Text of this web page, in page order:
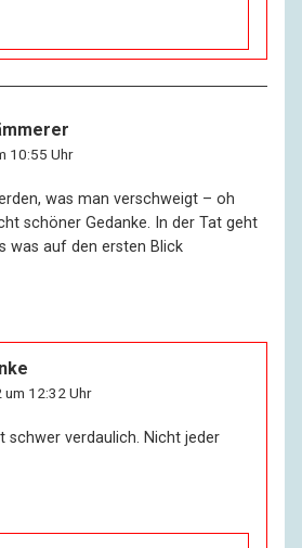
10:55 Uhr
was man verschweigt – oh
schöner Gedanke. In der Tat geht
was auf den ersten Blick
12:32 Uhr
schwer verdaulich. Nicht jeder